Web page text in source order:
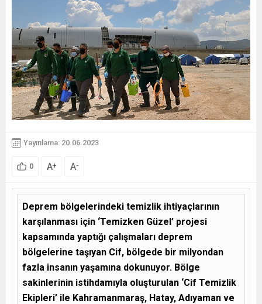
Yayınlama: 20.06.2023
0 A+ A-
Deprem bölgelerindeki temizlik ihtiyaçlarının
karşılanması için ‘Temizken Güzel’ projesi
kapsamında yaptığı çalışmaları deprem
bölgelerine taşıyan Cif, bölgede bir milyondan
fazla insanın yaşamına dokunuyor. Bölge
sakinlerinin istihdamıyla oluşturulan ‘Cif Temizlik
Ekipleri’ ile Kahramanmaraş, Hatay, Adıyaman ve